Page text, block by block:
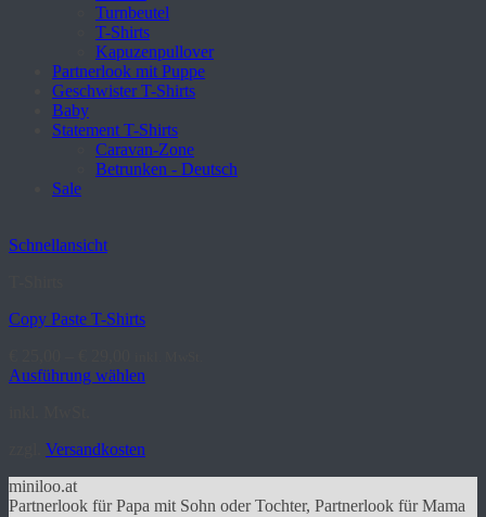
Turnbeutel
T-Shirts
Kapuzenpullover
Partnerlook mit Puppe
Geschwister T-Shirts
Baby
Statement T-Shirts
Caravan-Zone
Betrunken - Deutsch
Sale
Schnellansicht
Copy Paste T-Shirts
Ausführung wählen
mehrere
auf.
Die
Versandkosten
miniloo.at
Partnerlook für Papa mit Sohn oder Tochter, Partnerlook für Mama